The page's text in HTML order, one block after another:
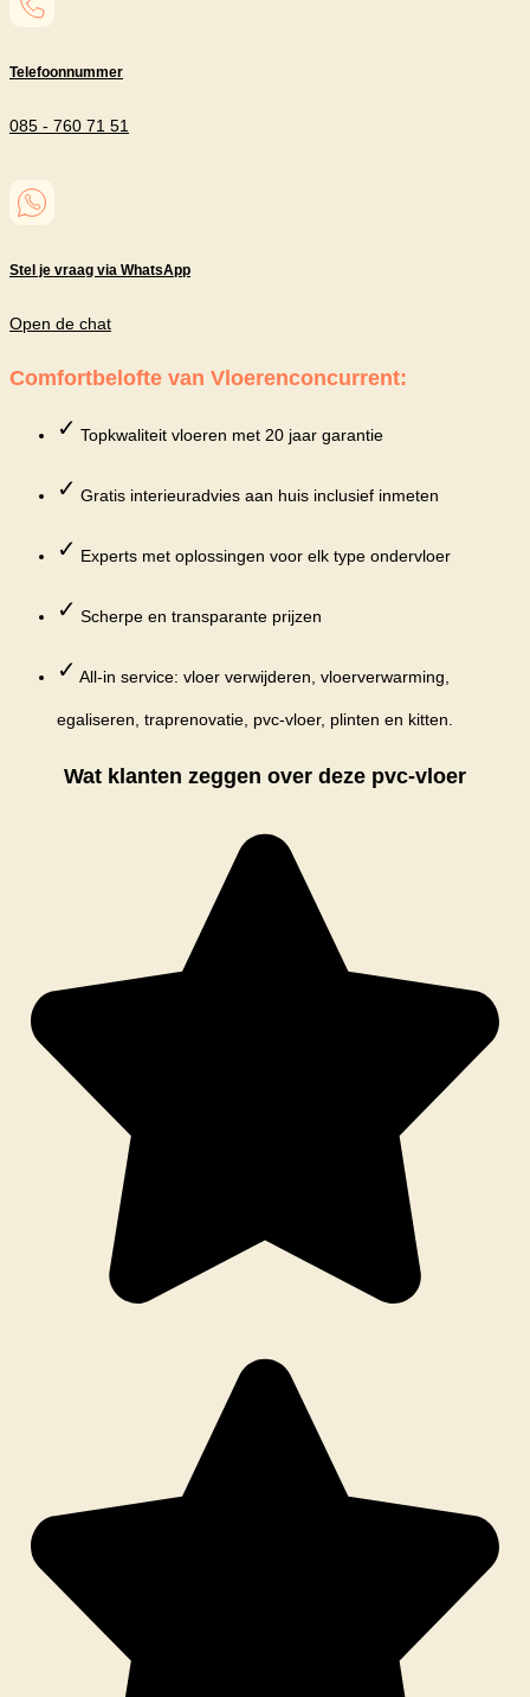
Telefoonnummer
085 - 760 71 51
Stel je vraag via WhatsApp
Open de chat
Comfortbelofte van Vloerenconcurrent:
✓ Topkwaliteit vloeren met 20 jaar garantie
✓ Gratis interieuradvies aan huis inclusief inmeten
✓ Experts met oplossingen voor elk type ondervloer
✓ Scherpe en transparante prijzen
✓ All-in service: vloer verwijderen, vloerverwarming,
egaliseren, traprenovatie, pvc-vloer, plinten en kitten.
Wat klanten zeggen over deze pvc-vloer